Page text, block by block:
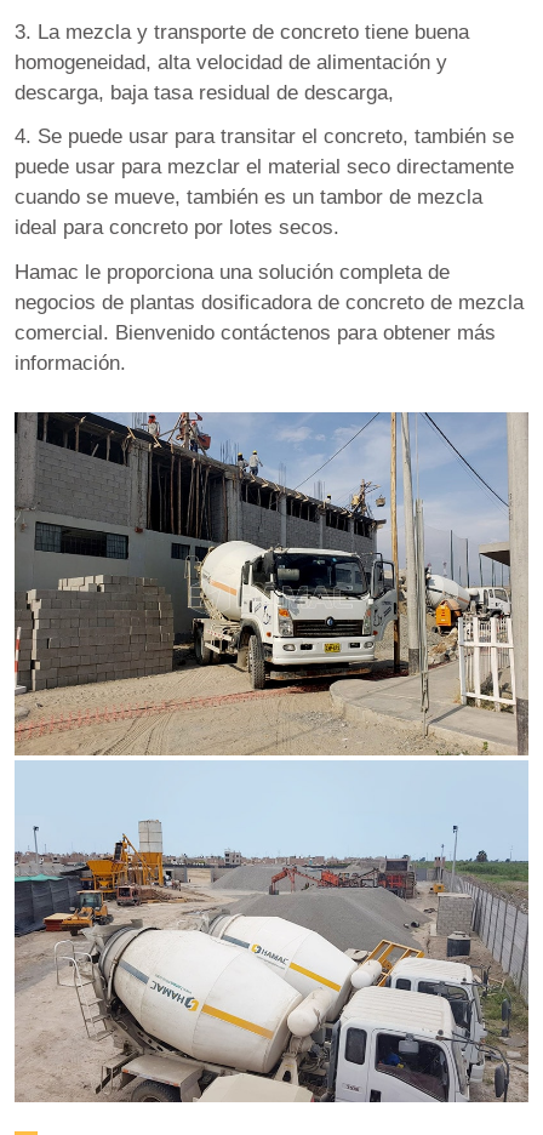
3. La mezcla y transporte de concreto tiene buena
homogeneidad, alta velocidad de alimentación y
descarga, baja tasa residual de descarga,
4. Se puede usar para transitar el concreto, también se
puede usar para mezclar el material seco directamente
cuando se mueve, también es un tambor de mezcla
ideal para concreto por lotes secos.
Hamac le proporciona una solución completa de
negocios de plantas dosificadora de concreto de mezcla
comercial. Bienvenido contáctenos para obtener más
información.